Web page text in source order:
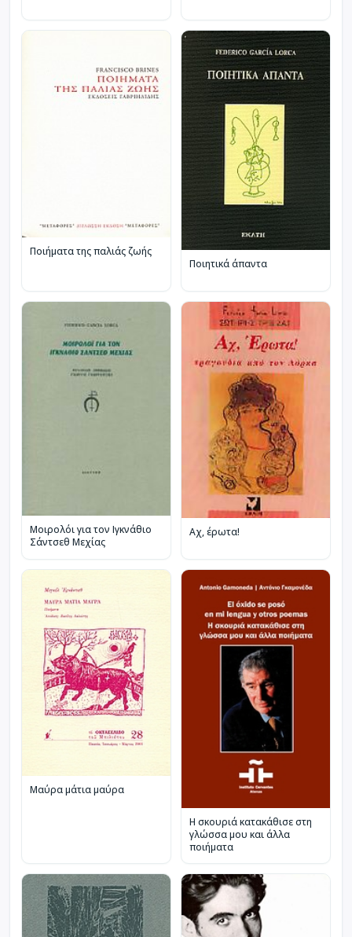
Ποιήματα της παλιάς ζωής
Ποιητικά άπαντα
Μοιρολόι για τον Ιγκνάθιο
Σάντσεθ Μεχίας
Αχ, έρωτα!
Μαύρα μάτια μαύρα
Η σκουριά κατακάθισε στη
γλώσσα μου και άλλα
ποιήματα